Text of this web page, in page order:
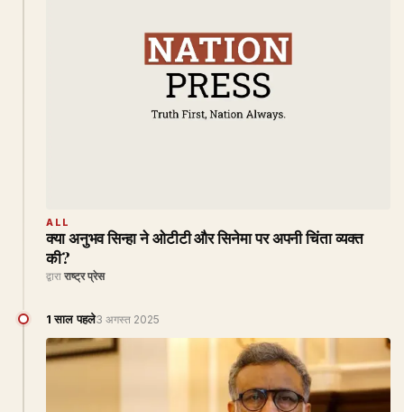
ALL
क्या अनुभव सिन्हा ने ओटीटी और सिनेमा पर अपनी चिंता व्यक्त
की?
द्वारा राष्ट्र प्रेस
1 साल पहले3 अगस्त 2025